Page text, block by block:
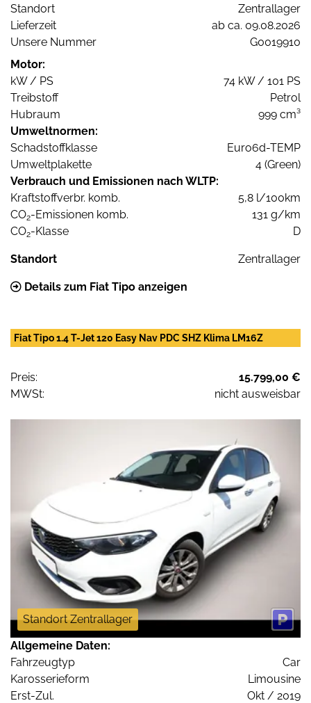
Standort
Zentrallager
Lieferzeit
ab ca. 09.08.2026
Unsere Nummer
G0019910
Motor:
kW / PS
74 kW / 101 PS
Treibstoff
Petrol
Hubraum
999 cm³
Umweltnormen:
Schadstoffklasse
Euro6d-TEMP
Umweltplakette
4 (Green)
Verbrauch und Emissionen nach WLTP:
Kraftstoffverbr. komb.
5,8 l/100km
CO2-Emissionen komb.
131 g/km
CO2-Klasse D
Standort Zentrallager
Details zum Fiat Tipo anzeigen
Fiat Tipo 1.4 T-Jet 120 Easy Nav PDC SHZ Klima LM16Z
Preis:
15.799,00 €
MWSt:
nicht ausweisbar
Standort Zentrallager
Allgemeine Daten:
Fahrzeugtyp
Car
Karosserieform
Limousine
Erst-Zul.
Okt / 2019